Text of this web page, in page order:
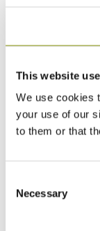
This website
We use cookies
your use of our
to them or that
Selection
Necessary